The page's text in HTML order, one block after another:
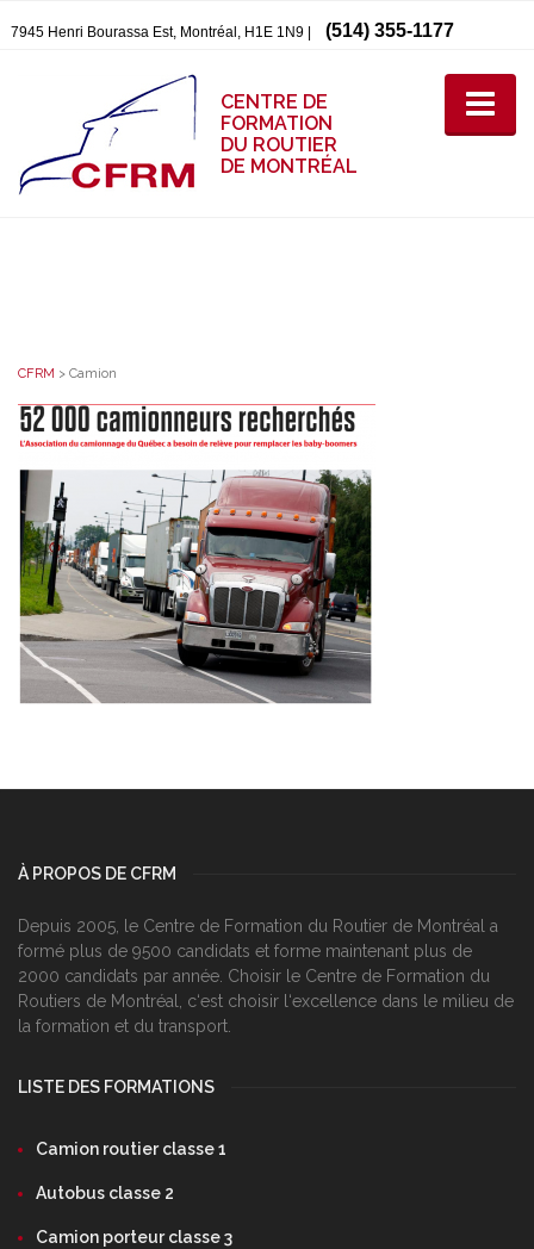
7945 Henri Bourassa Est, Montréal, H1E 1N9 | (514) 355-1177
CENTRE DE
FORMATION
DU ROUTIER
DE MONTRÉAL
CFRM > Camion
À PROPOS DE CFRM
Depuis 2005, le Centre de Formation du Routier de Montréal a
formé plus de 9500 candidats et forme maintenant plus de
2000 candidats par année. Choisir le Centre de Formation du
Routiers de Montréal, c‘est choisir l‘excellence dans le milieu de
la formation et du transport.
LISTE DES FORMATIONS
Camion routier classe 1
Autobus classe 2
Camion porteur classe 3